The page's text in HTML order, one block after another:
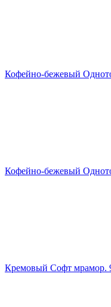
Кофейно-бежевый
Кофейно-бежевый
Кремовый Софт мрамор.